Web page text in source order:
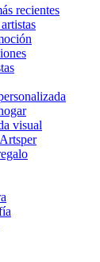
recientes
visual